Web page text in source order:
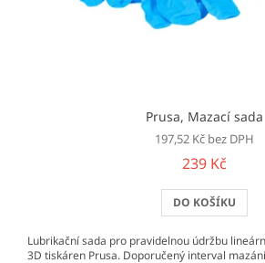
Prusa, Mazací sada
197,52 Kč bez DPH
239 Kč
DO KOŠÍKU
Lubrikační sada pro pravidelnou údržbu
3D tiskáren Prusa. Doporučený interval